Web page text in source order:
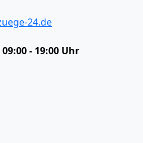
24.de
09:00 - 19:00 Uhr